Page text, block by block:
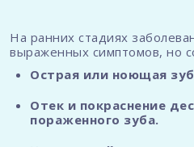
На ранних стадиях
выраженных симптомов, но
Острая или ноющая
Отек и покраснение
пораженного зуба.